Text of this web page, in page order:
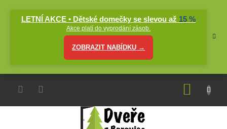
LETNÍ AKCE • Dětské domečky se slevou až 15 %
Akce platí do vyprodání zásob.
ZOBRAZIT NABÍDKU →